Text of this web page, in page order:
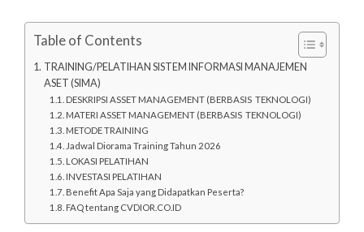
Table of Contents
TRAINING/PELATIHAN SISTEM INFORMASI MANAJEMEN
ASET (SIMA)
DESKRIPSI ASSET MANAGEMENT (BERBASIS TEKNOLOGI)
MATERI ASSET MANAGEMENT (BERBASIS TEKNOLOGI)
METODE TRAINING
Jadwal Diorama Training Tahun 2026
LOKASI PELATIHAN
INVESTASI PELATIHAN
Benefit Apa Saja yang Didapatkan Peserta?
FAQ tentang CVDIOR.CO.ID